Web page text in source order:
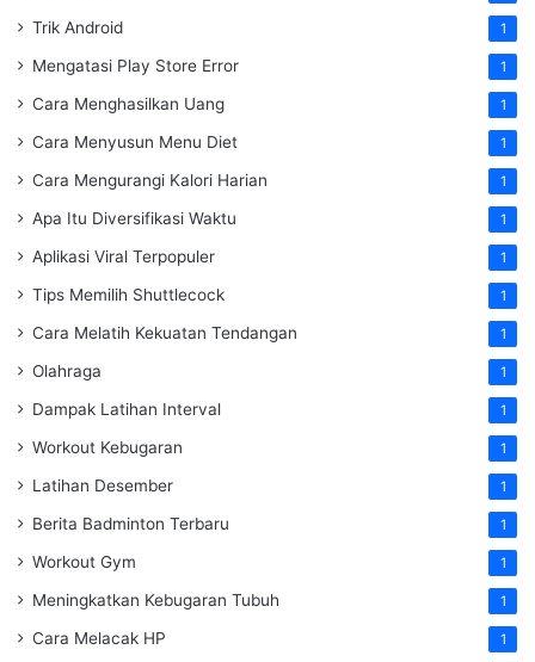
Trik Android 1
Mengatasi Play Store Error 1
Cara Menghasilkan Uang 1
Cara Menyusun Menu Diet 1
Cara Mengurangi Kalori Harian 1
Apa Itu Diversifikasi Waktu 1
Aplikasi Viral Terpopuler 1
Tips Memilih Shuttlecock 1
Cara Melatih Kekuatan Tendangan 1
Olahraga 1
Dampak Latihan Interval 1
Workout Kebugaran 1
Latihan Desember 1
Berita Badminton Terbaru 1
Workout Gym 1
Meningkatkan Kebugaran Tubuh 1
Cara Melacak HP 1